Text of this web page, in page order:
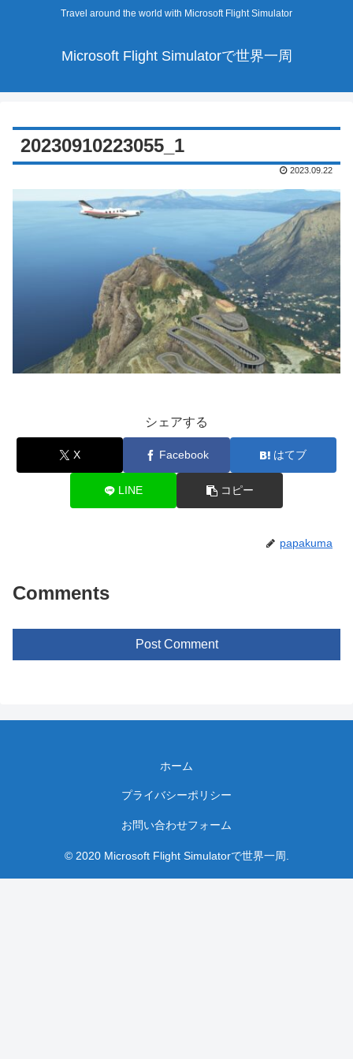
Travel around the world with Microsoft Flight Simulator
Microsoft Flight Simulatorで世界一周
20230910223055_1
2023.09.22
シェアする
X Facebook はてブ
LINE コピー
papakuma
Comments
Post Comment
ホーム
プライバシーポリシー
お問い合わせフォーム
© 2020 Microsoft Flight Simulatorで世界一周.